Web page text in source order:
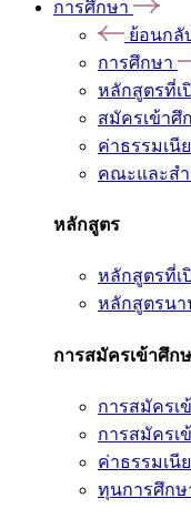
การศึกษา
ย้อนกลั
การศึกษา
หลักสูตรที่เ
สมัครเข้าศึ
ค่าธรรมเนี
คณะและส
หลักสูตร
หลักสูตรที่เ
หลักสูตรนา
การสมัครเข้าศึก
การสมัคร
การสมัคร
ค่าธรรมเนี
ทุนการศึกษ